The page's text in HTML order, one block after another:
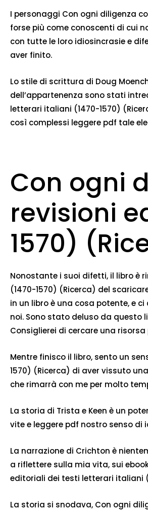
I personaggi Con ogni diligenza
forse più come conoscenti di cui
con tutte le loro idiosincrasie e
aver finito.
Lo stile di scrittura di Doug
dell’appartenenza sono stati
letterari italiani (1470-1570)
così complessi leggere pdf tale
Con ogni
revisioni
1570)
Nonostante i suoi difetti, il libro è
(1470-1570) (Ricerca) del
in un libro è una cosa potente, e
noi. Sono stato deluso da questo
Consiglierei di cercare una
Mentre finisco il libro, sento un
1570) (Ricerca) di aver vissuto
che rimarrà con me per molto
La storia di Trista e Keen è un
vite e leggere pdf nostro senso di
La narrazione di Crichton è
a riflettere sulla mia vita, sui
editoriali dei testi letterari italiani
La storia si snodava, Con ogni